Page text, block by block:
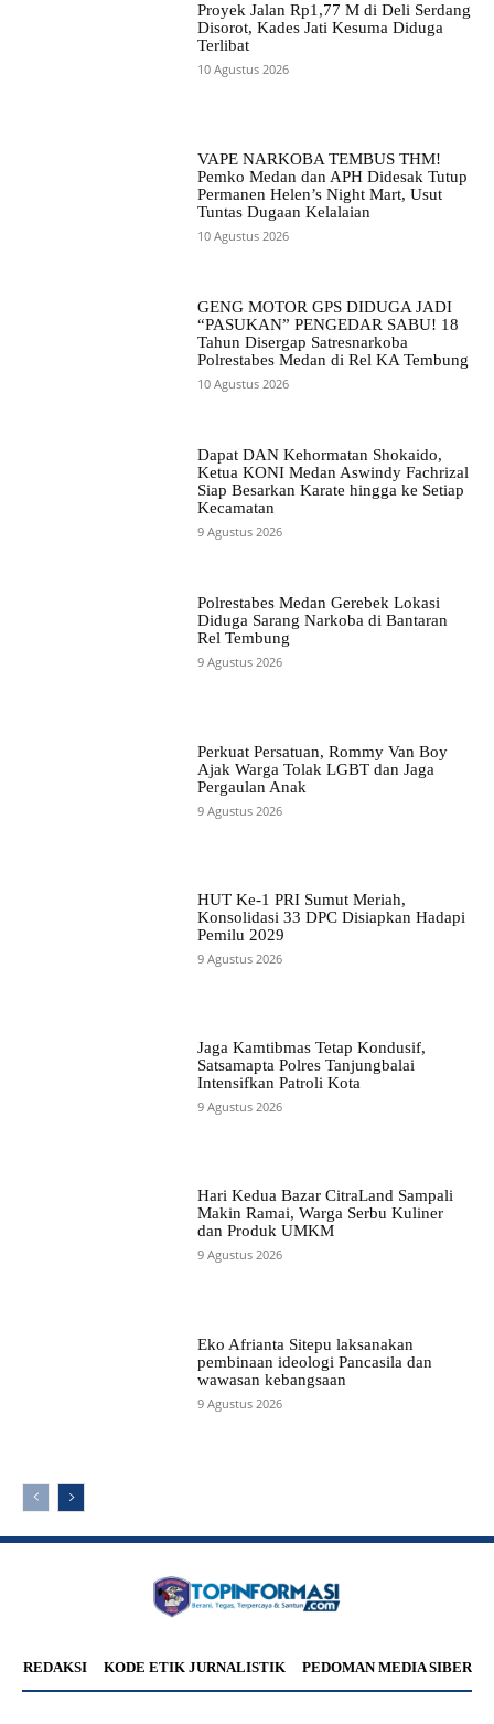
Proyek Jalan Rp1,77 M di Deli Serdang
Disorot, Kades Jati Kesuma Diduga
Terlibat
10 Agustus 2026
VAPE NARKOBA TEMBUS THM!
Pemko Medan dan APH Didesak Tutup
Permanen Helen’s Night Mart, Usut
Tuntas Dugaan Kelalaian
10 Agustus 2026
GENG MOTOR GPS DIDUGA JADI
“PASUKAN” PENGEDAR SABU! 18
Tahun Disergap Satresnarkoba
Polrestabes Medan di Rel KA Tembung
10 Agustus 2026
Dapat DAN Kehormatan Shokaido,
Ketua KONI Medan Aswindy Fachrizal
Siap Besarkan Karate hingga ke Setiap
Kecamatan
9 Agustus 2026
Polrestabes Medan Gerebek Lokasi
Diduga Sarang Narkoba di Bantaran
Rel Tembung
9 Agustus 2026
Perkuat Persatuan, Rommy Van Boy
Ajak Warga Tolak LGBT dan Jaga
Pergaulan Anak
9 Agustus 2026
HUT Ke-1 PRI Sumut Meriah,
Konsolidasi 33 DPC Disiapkan Hadapi
Pemilu 2029
9 Agustus 2026
Jaga Kamtibmas Tetap Kondusif,
Satsamapta Polres Tanjungbalai
Intensifkan Patroli Kota
9 Agustus 2026
Hari Kedua Bazar CitraLand Sampali
Makin Ramai, Warga Serbu Kuliner
dan Produk UMKM
9 Agustus 2026
Eko Afrianta Sitepu laksanakan
pembinaan ideologi Pancasila dan
wawasan kebangsaan
9 Agustus 2026
REDAKSI KODE ETIK JURNALISTIK PEDOMAN MEDIA SIBER